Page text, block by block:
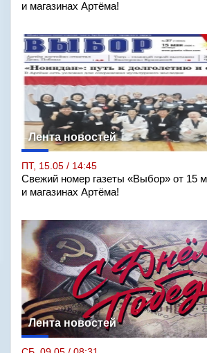
и магазинах Артёма!
Лента новостей
ПТ, 15.05 / 14:45
Свежий номер газеты «Выбор» от 15
и магазинах Артёма!
Лента новостей